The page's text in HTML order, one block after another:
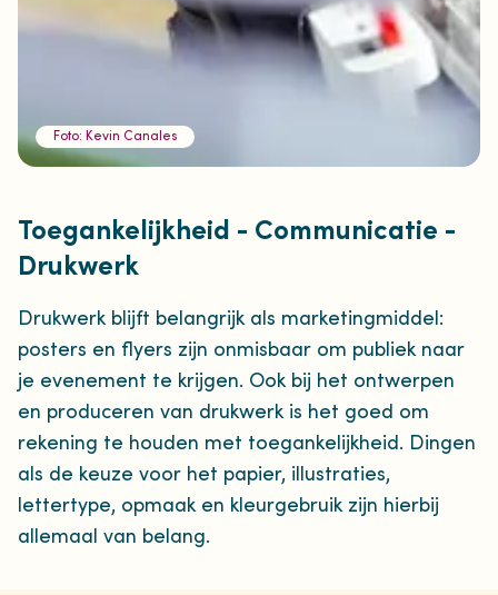
Foto: Kevin Canales
Toegankelijkheid - Communicatie -
Drukwerk
Drukwerk blijft belangrijk als marketingmiddel:
posters en flyers zijn onmisbaar om publiek naar
je evenement te krijgen. Ook bij het ontwerpen
en produceren van drukwerk is het goed om
rekening te houden met toegankelijkheid. Dingen
als de keuze voor het papier, illustraties,
lettertype, opmaak en kleurgebruik zijn hierbij
allemaal van belang.